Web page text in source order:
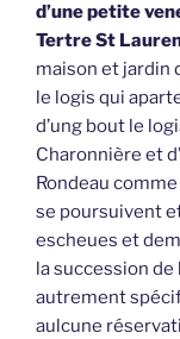
d’une petite
Tertre St
maison et jardin
le logis qui
d’ung bout le
Charonnière et
Rondeau
se poursuivent
escheues et
la succession
autrement
aulcune